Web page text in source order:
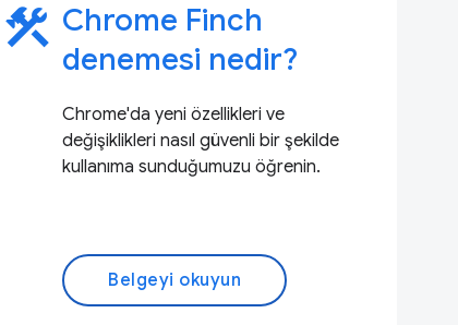
construction Chrome Finch
denemesi nedir?
Chrome'da yeni özellikleri ve
değişiklikleri nasıl güvenli bir şekilde
kullanıma sunduğumuzu öğrenin.
Belgeyi okuyun